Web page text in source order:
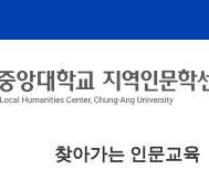
찾아가는 인문교육